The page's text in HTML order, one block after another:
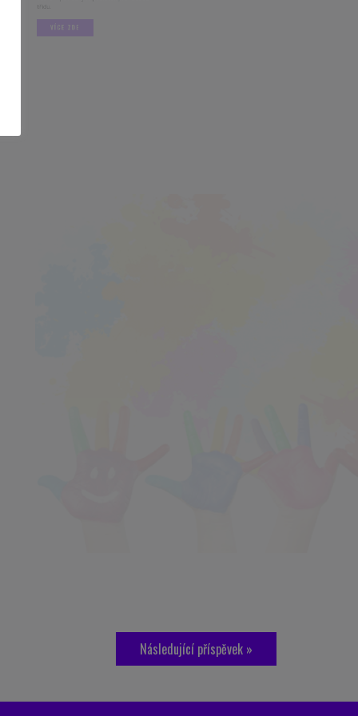
Následující příspěvek »